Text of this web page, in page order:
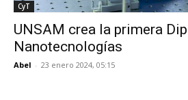
CyT
UNSAM crea la primera
Nanotecnologías
Abel - 23 enero 2024, 05:15